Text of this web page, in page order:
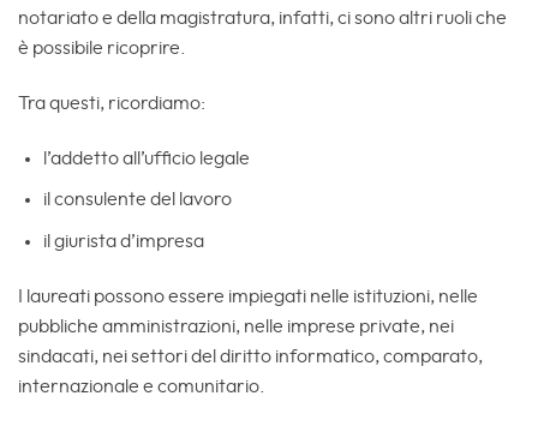
notariato e della magistratura, infatti, ci sono altri ruoli che
è possibile ricoprire.
Tra questi, ricordiamo:
l’addetto all’ufficio legale
il consulente del lavoro
il giurista d’impresa
I laureati possono essere impiegati nelle istituzioni, nelle
pubbliche amministrazioni, nelle imprese private, nei
sindacati, nei settori del diritto informatico, comparato,
internazionale e comunitario.